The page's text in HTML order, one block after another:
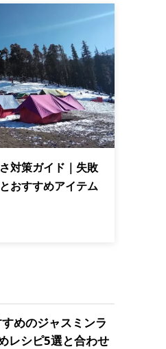
対策ガイド｜失敗
おすすめアイテム
めのジャスミンラ
レシピ5選と合わせ